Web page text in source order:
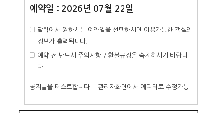
예약일 : 2026년 07월 22일
달력에서 원하시는 예약일을 선택하시면 이용가능한 객실의
정보가 출력됩니다.
예약 전 반드시 주의사항 / 환불규정을 숙지하시기 바랍니
다.
공지글을 테스트합니다. - 관리자화면에서 에디터로 수정가능